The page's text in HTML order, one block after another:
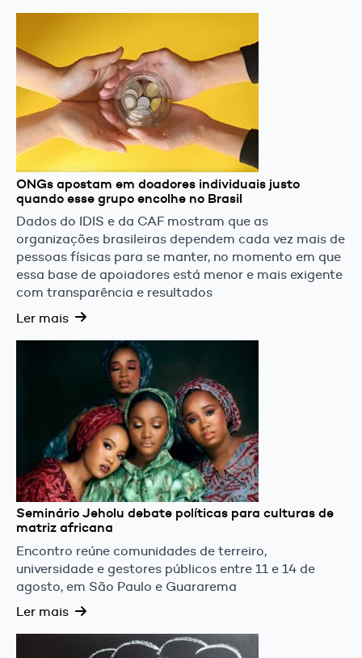
ONGs apostam em doadores individuais justo
quando esse grupo encolhe no Brasil
Dados do IDIS e da CAF mostram que as
organizações brasileiras dependem cada vez mais de
pessoas físicas para se manter, no momento em que
essa base de apoiadores está menor e mais exigente
com transparência e resultados
Ler mais
Seminário Jeholu debate políticas para culturas de
matriz africana
Encontro reúne comunidades de terreiro,
universidade e gestores públicos entre 11 e 14 de
agosto, em São Paulo e Guararema
Ler mais